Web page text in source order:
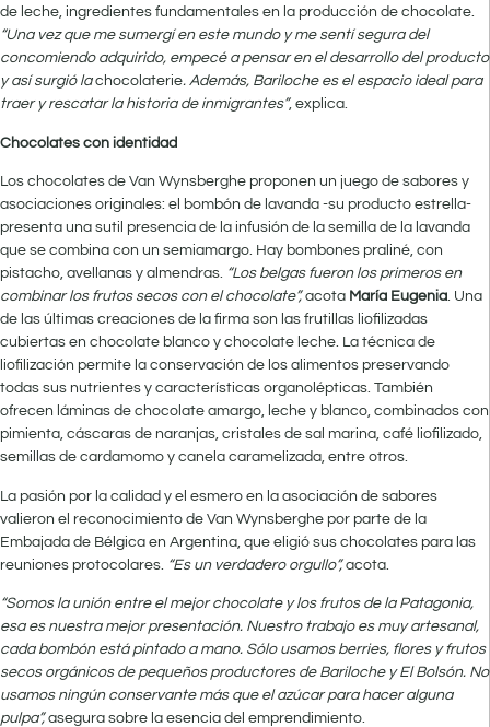
de leche, ingredientes fundamentales en la producción de chocolate.
“Una vez que me sumergí en este mundo y me sentí segura del
concomiendo adquirido, empecé a pensar en el desarrollo del producto
y así surgió lachocolaterie. Además, Bariloche es el espacio ideal para
traer y rescatar la historia de inmigrantes”, explica.
Chocolates con identidad
Los chocolates de Van Wynsberghe proponen un juego de sabores y
asociaciones originales: el bombón de lavanda -su producto estrella-
presenta una sutil presencia de la infusión de la semilla de la lavanda
que se combina con un semiamargo. Hay bombones praliné, con
pistacho, avellanas y almendras. “Los belgas fueron los primeros en
combinar los frutos secos con el chocolate”,acota María Eugenia. Una
de las últimas creaciones de la firma son las frutillas liofilizadas
cubiertas en chocolate blanco y chocolate leche. La técnica de
liofilización permite la conservación de los alimentos preservando
todas sus nutrientes y características organolépticas. También
ofrecen láminas de chocolate amargo, leche y blanco, combinados con
pimienta, cáscaras de naranjas, cristales de sal marina, café liofilizado,
semillas de cardamomo y canela caramelizada, entre otros.
La pasión por la calidad y el esmero en la asociación de sabores
valieron el reconocimiento de Van Wynsberghe por parte de la
Embajada de Bélgica en Argentina, que eligió sus chocolates para las
reuniones protocolares. “Es un verdadero orgullo”,acota.
“Somos la unión entre el mejor chocolate y los frutos de la Patagonia,
esa es nuestra mejor presentación. Nuestro trabajo es muy artesanal,
cada bombón está pintado a mano. Sólo usamos berries, flores y frutos
secos orgánicos de pequeños productores de Bariloche y El Bolsón. No
usamos ningún conservante más que el azúcar para hacer alguna
pulpa”,asegura sobre la esencia del emprendimiento.